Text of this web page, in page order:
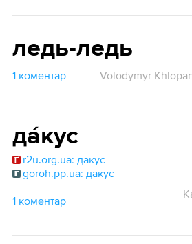
ледь-ледь
1 коментар Volodymyr
да́кус
r2u.org.ua: дакус
goroh.pp.ua: дакус
1 коментар